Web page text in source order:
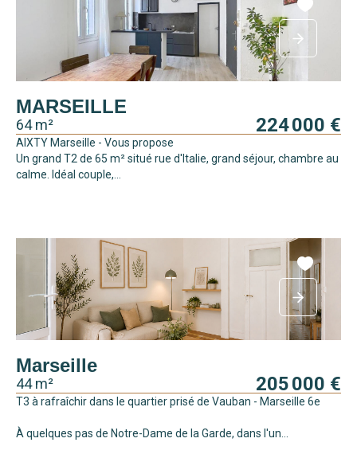
MARSEILLE
64 m² 224 000 €
AIXTY Marseille - Vous propose
Un grand T2 de 65 m² situé rue d'Italie, grand séjour, chambre au
calme. Idéal couple,...
Marseille
44 m² 205 000 €
T3 à rafraîchir dans le quartier prisé de Vauban - Marseille 6e
À quelques pas de Notre-Dame de la Garde, dans l'un...